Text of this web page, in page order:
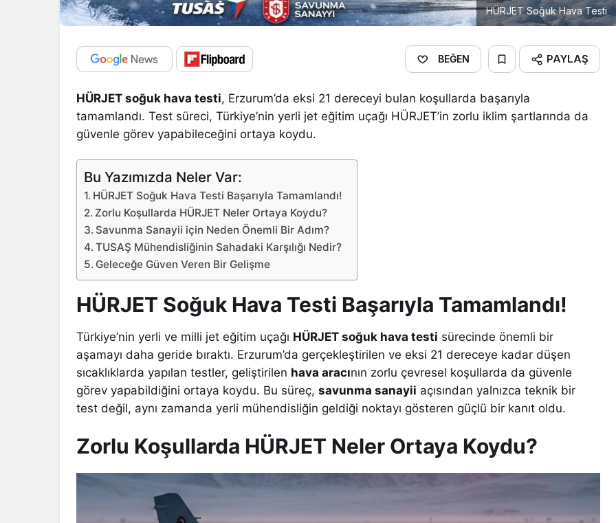
HÜRJET Soğuk Hava Testi
BEĞEN PAYLAŞ
HÜRJET soğuk hava testi, Erzurum’da eksi 21 dereceyi bulan koşullarda başarıyla
tamamlandı. Test süreci, Türkiye’nin yerli jet eğitim uçağı HÜRJET’in zorlu iklim şartlarında da
güvenle görev yapabileceğini ortaya koydu.
Bu Yazımızda Neler Var:
HÜRJET Soğuk Hava Testi Başarıyla Tamamlandı!
Zorlu Koşullarda HÜRJET Neler Ortaya Koydu?
Savunma Sanayii için Neden Önemli Bir Adım?
TUSAŞ Mühendisliğinin Sahadaki Karşılığı Nedir?
Geleceğe Güven Veren Bir Gelişme
HÜRJET Soğuk Hava Testi Başarıyla Tamamlandı!
Türkiye’nin yerli ve milli jet eğitim uçağı HÜRJET soğuk hava testi sürecinde önemli bir
aşamayı daha geride bıraktı. Erzurum’da gerçekleştirilen ve eksi 21 dereceye kadar düşen
sıcaklıklarda yapılan testler, geliştirilen hava aracının zorlu çevresel koşullarda da güvenle
görev yapabildiğini ortaya koydu. Bu süreç,savunma sanayii açısından yalnızca teknik bir
test değil, aynı zamanda yerli mühendisliğin geldiği noktayı gösteren güçlü bir kanıt oldu.
Zorlu Koşullarda HÜRJET Neler Ortaya Koydu?